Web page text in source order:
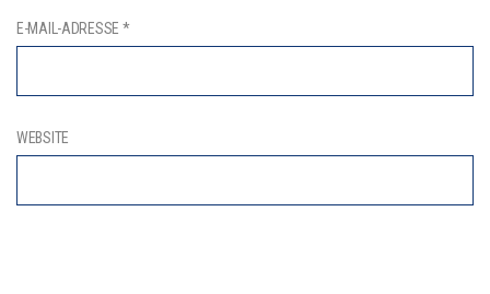
E-MAIL-ADRESSE *
WEBSITE